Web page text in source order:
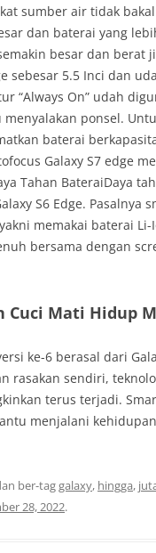
sumber air tidak
dan baterai yang
besar dan
sebesar 5.5 Inci dan
“Always On” udah
ponsel.
baterai
Galaxy S7 edge
Tahan BateraiDaya
S6 Edge. Pasalnya
memakai baterai
bersama dengan
Mati Hidup
ke-6 berasal dari
rasakan sendiri,
terus terjadi.
menjalani
ber-taggalaxy, hingga,
28, 2022.